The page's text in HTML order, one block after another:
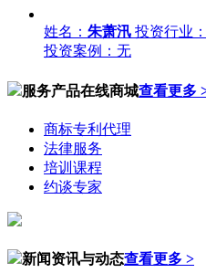
姓名： 朱萧汛 投资行业
投资案例：无
服务产品在线商城查看更多
商标专利代理
法律服务
培训课程
约谈专家
新闻资讯与动态查看更多 >